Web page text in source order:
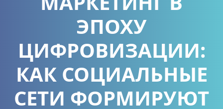
ЭПОХУ
ЦИФРОВИЗАЦИИ:
КАК СОЦИАЛЬНЫЕ
СЕТИ ФОРМИРУЮТ